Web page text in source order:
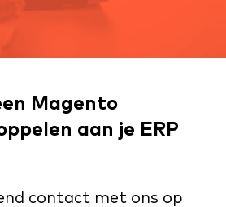
Magento
aan je ERP
contact met ons op